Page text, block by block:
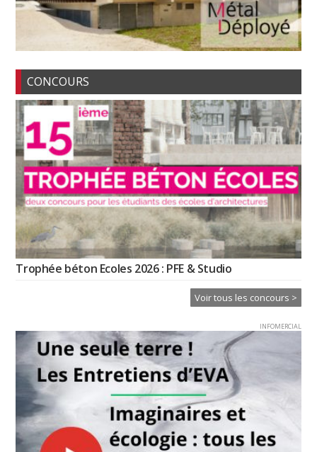
CONCOURS
Trophée béton Ecoles 2026 : PFE & Studio
Voir tous les concours >
INFOMERCIAL